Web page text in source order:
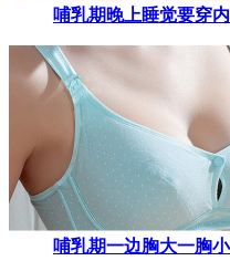
哺乳期晚上睡觉要穿
哺乳期一边胸大一胸